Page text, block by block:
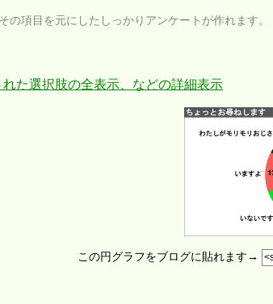
項目を元にしたしっかりアンケートが作れます。
た選択肢の全表示、などの詳細表示
この円グラフをブログに貼れます→